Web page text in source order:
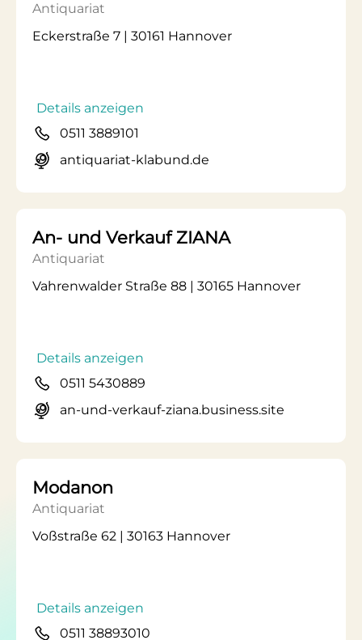
Antiquariat
Eckerstraße 7 | 30161 Hannover
Details anzeigen
0511 3889101
antiquariat-klabund.de
An- und Verkauf ZIANA
Antiquariat
Vahrenwalder Straße 88 | 30165 Hannover
Details anzeigen
0511 5430889
an-und-verkauf-ziana.business.site
Modanon
Antiquariat
Voßstraße 62 | 30163 Hannover
Details anzeigen
0511 38893010